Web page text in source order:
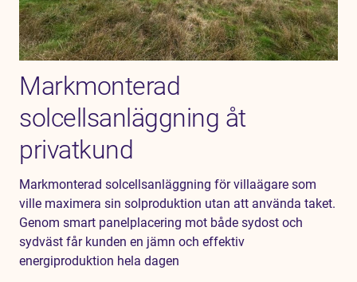
Markmonterad
solcellsanläggning åt
privatkund
Markmonterad solcellsanläggning för villaägare som
ville maximera sin solproduktion utan att använda taket.
Genom smart panelplacering mot både sydost och
sydväst får kunden en jämn och effektiv
energiproduktion hela dagen